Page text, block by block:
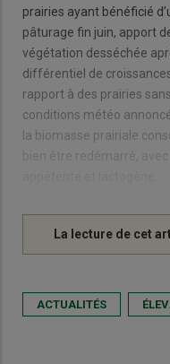
prairies ayant bénéficié
pâturage fin juin, apport
végétation desséchée
différentiel de
rapport à des prairies
conditions météo
la biomasse prairiale
ACTUALITÉS